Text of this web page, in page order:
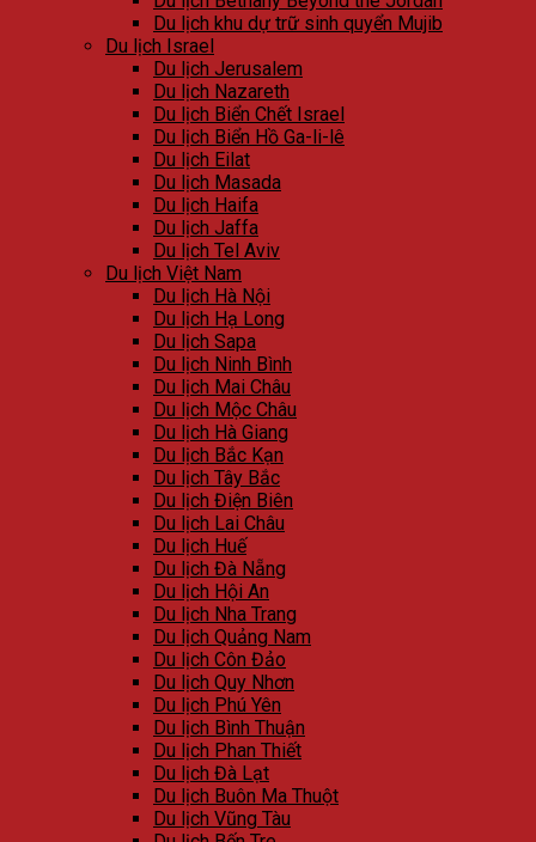
Du lịch khu dự trữ sinh quyển Mujib
Du lịch Israel
Du lịch Jerusalem
Du lịch Nazareth
Du lịch Biển Chết Israel
Du lịch Biển Hồ Ga-li-lê
Du lịch Eilat
Du lịch Masada
Du lịch Haifa
Du lịch Jaffa
Du lịch Tel Aviv
Du lịch Việt Nam
Du lịch Hà Nội
Du lịch Hạ Long
Du lịch Sapa
Du lịch Ninh Bình
Du lịch Mai Châu
Du lịch Mộc Châu
Du lịch Hà Giang
Du lịch Bắc Kạn
Du lịch Tây Bắc
Du lịch Điện Biên
Du lịch Lai Châu
Du lịch Huế
Du lịch Đà Nẵng
Du lịch Hội An
Du lịch Nha Trang
Du lịch Quảng Nam
Du lịch Côn Đảo
Du lịch Quy Nhơn
Du lịch Phú Yên
Du lịch Bình Thuận
Du lịch Phan Thiết
Du lịch Đà Lạt
Du lịch Buôn Ma Thuột
Du lịch Vũng Tàu